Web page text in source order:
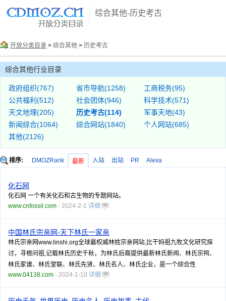
综合其他-历史考古
开放分类目录 > 综合其他 > 历史考古
综合其他行业目录
政府组织(767) 省市导航(1258)
工商税务(95)
公共福利(512)
社会团体(946)
科学技术(571)
天文地理(205)
历史考古(114)
军事天地(43)
新闻综合(1064)
综合网站(1840)
个人网站(685)
其他(2126)
排序: DMOZRank 最新 入站 出站 PR Alexa
化石网
化石网 一个有关化石和古生物的专题网站。
www.cnfossil.com - 2024-2-1 详细
中国林氏宗亲网-天下林氏一家亲
林氏宗亲网www.linshi.org全球最权威林姓宗亲网站,比干妈祖九牧文化研究探
讨，寻根问祖,记载林氏历史千秋，为林氏后裔提供最新林氏新闻、林氏宗祠、
林氏家谱、林氏堂联、林氏先贤、林氏名人、林氏企业，是一个综合性
www.04138.com - 2024-1-10 详细